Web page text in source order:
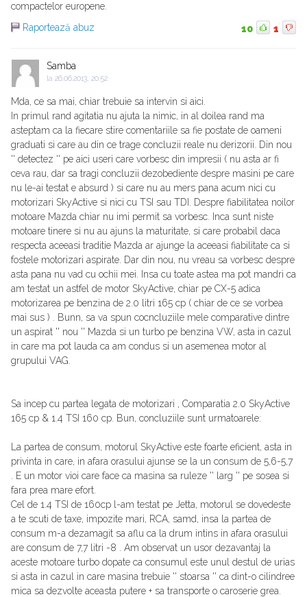
compactelor europene.
Raportează abuz
10 1
Samba
la 26.06.2013, 20:52
Mda, ce sa mai, chiar trebuie sa intervin si aici.
In primul rand agitatia nu ajuta la nimic, in al doilea rand ma
asteptam ca la fiecare stire comentariile sa fie postate de oameni
graduati si care au din ce trage concluzii reale nu derizorii. Din nou
'' detectez '' pe aici useri care vorbesc din impresii ( nu asta ar fi
ceva rau, dar sa tragi concluzii dezobediente despre masini pe care
nu le-ai testat e absurd ) si care nu au mers pana acum nici cu
motorizari SkyActive si nici cu TSI sau TDI. Despre fiabilitatea noilor
motoare Mazda chiar nu imi permit sa vorbesc. Inca sunt niste
motoare tinere si nu au ajuns la maturitate, si care probabil daca
respecta aceeasi traditie Mazda ar ajunge la aceeasi fiabilitate ca si
fostele motorizari aspirate. Dar din nou, nu vreau sa vorbesc despre
asta pana nu vad cu ochii mei. Insa cu toate astea ma pot mandri ca
am testat un astfel de motor SkyActive, chiar pe CX-5 adica
motorizarea pe benzina de 2.0 litri 165 cp ( chiar de ce se vorbea
mai sus ) . Bunn, sa va spun cocncluziile mele comparative dintre
un aspirat '' nou '' Mazda si un turbo pe benzina VW, asta in cazul
in care ma pot lauda ca am condus si un asemenea motor al
grupului VAG.
Sa incep cu partea legata de motorizari , Comparatia 2.0 SkyActive
165 cp & 1.4 TSI 160 cp. Bun, concluziile sunt urmatoarele:
La partea de consum, motorul SkyActive este foarte eficient, asta in
privinta in care, in afara orasului ajunse se la un consum de 5,6-5,7
. E un motor vioi care face ca masina sa ruleze '' larg '' pe sosea si
fara prea mare efort.
Cel de 1.4 TSI de 160cp l-am testat pe Jetta, motorul se dovedeste
a te scuti de taxe, impozite mari, RCA, samd, insa la partea de
consum m-a dezamagit sa aflu ca la drum intins in afara orasului
are consum de 7,7 litri -8 . Am observat un usor dezavantaj la
aceste motoare turbo dopate ca consumul este unul destul de urias
si asta in cazul in care masina trebuie '' stoarsa '' ca dint-o cilindree
mica sa dezvolte aceasta putere + sa transporte o caroserie grea.